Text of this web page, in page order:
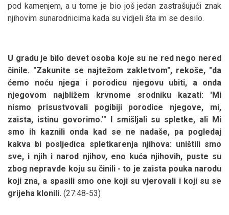
pod kamenjem, a u tome je bio još jedan zastrašujući znak
njihovim sunarodnicima kada su vidjeli šta im se desilo.
U gradu je bilo devet osoba koje su ne red nego nered
činile. "Zakunite se najtežom zakletvom", rekoše, "da
ćemo noću njega i porodicu njegovu ubiti, a onda
njegovom najbližem krvnome srodniku kazati: 'Mi
nismo prisustvovali pogibiji porodice njegove, mi,
zaista, istinu govorimo.'" I smišljali su spletke, ali Mi
smo ih kaznili onda kad se ne nadaše, pa pogledaj
kakva bi posljedica spletkarenja njihova: uništili smo
sve, i njih i narod njihov, eno kuća njihovih, puste su
zbog nepravde koju su činili - to je zaista pouka narodu
koji zna, a spasili smo one koji su vjerovali i koji su se
grijeha klonili. (27:48-53)